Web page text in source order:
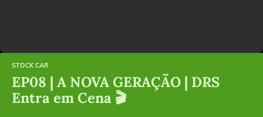
STOCK CAR
EP08 | A NOVA GERAÇÃO | DRS
Entra em Cena 🎬